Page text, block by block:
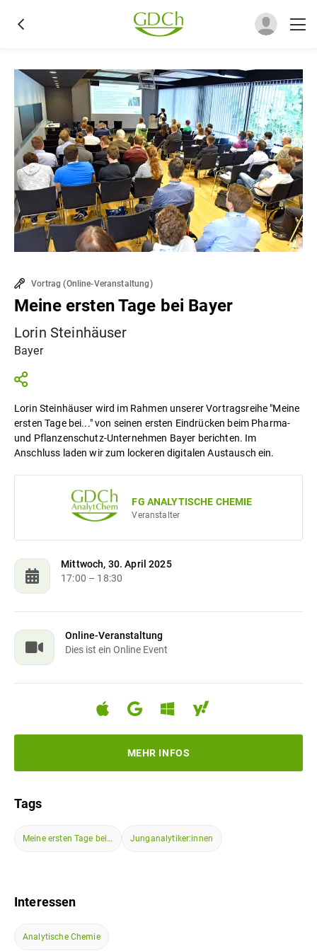
Vortrag (Online-Veranstaltung)
Meine ersten Tage bei Bayer
Lorin Steinhäuser
Bayer
Lorin Steinhäuser wird im Rahmen unserer Vortragsreihe "Meine
ersten Tage bei..." von seinen ersten Eindrücken beim Pharma-
und Pflanzenschutz-Unternehmen Bayer berichten. Im
Anschluss laden wir zum lockeren digitalen Austausch ein.
Veranstalter
FG ANALYTISCHE CHEMIE
Mittwoch, 30. April 2025
17:00 – 18:30
Online-Veranstaltung
Dies ist ein Online Event
MEHR INFOS
Tags
Meine ersten Tage bei… Junganalytiker:innen
Interessen
Analytische Chemie